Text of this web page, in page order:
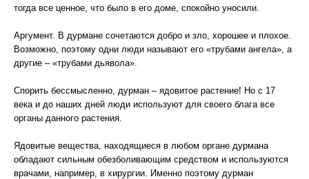
тогда все ценное, что было в его доме, спокойно уносили.
Аргумент. В дурмане сочетаются добро и зло, хорошее и плохое.
Возможно, поэтому одни люди называют его «трубами ангела», а
другие – «трубами дьявола».
Спорить бессмысленно, дурман – ядовитое растение! Но с 17
века и до наших дней люди используют для своего блага все
органы данного растения.
Ядовитые вещества, находящиеся в любом органе дурмана
обладают сильным обезболивающим средством и используются
врачами, например, в хирургии. Именно поэтому дурман